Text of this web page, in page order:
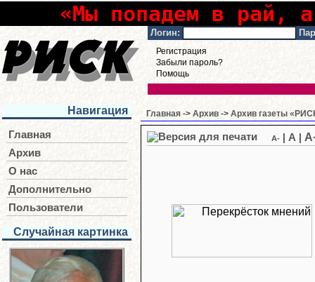
«Мы попадем в рай,
Логин:
Регистрация
Забыли пароль?
Помощь
Навигация
Главная
Архив
О нас
Дополнительно
Пользователи
Случайная картинка
Главная -> Архив -> Архив газеты
A- A